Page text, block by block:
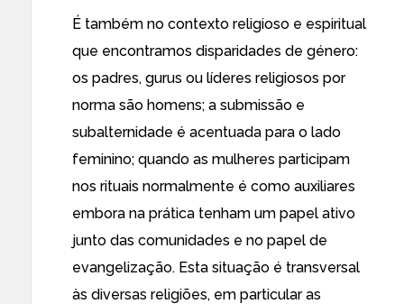
É também no contexto religioso e espiritual
que encontramos disparidades de género:
os padres, gurus ou líderes religiosos por
norma são homens; a submissão e
subalternidade é acentuada para o lado
feminino; quando as mulheres participam
nos rituais normalmente é como auxiliares
embora na prática tenham um papel ativo
junto das comunidades e no papel de
evangelização. Esta situação é transversal
às diversas religiões, em particular as